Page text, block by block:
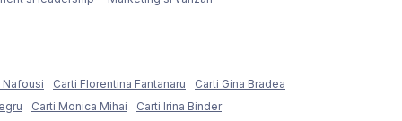
Nafousi Carti Florentina Fantanaru
Carti Gina Bradea
Carti Monica Mihai
Carti Irina Binder